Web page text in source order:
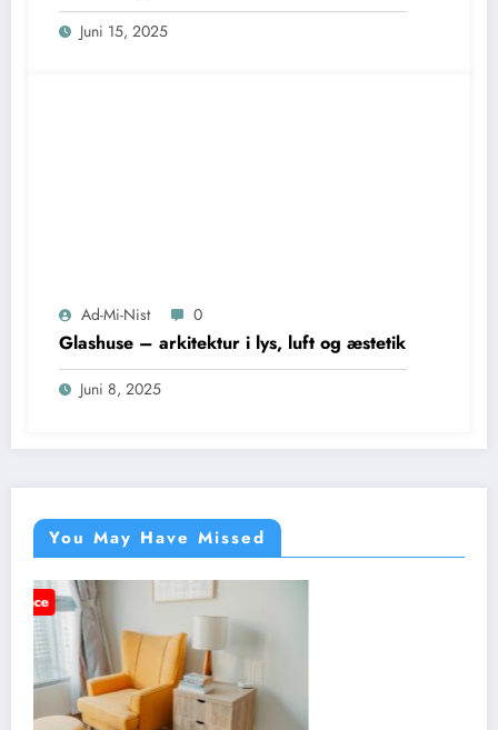
Juni 15, 2025
Ad-Mi-Nist 0
Glashuse – arkitektur i lys, luft og æstetik
Juni 8, 2025
You May Have Missed
Annonce
BLOG